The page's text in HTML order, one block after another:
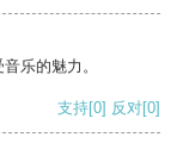
乐的魅力。
支持[0] 反对[0]